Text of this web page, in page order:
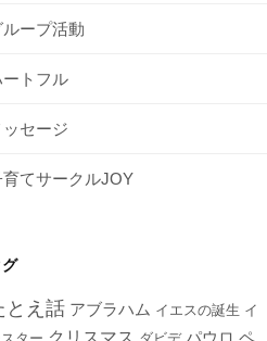
ループ活動
ートフル
ッセージ
育てサークルJOY
グ
とえ話 アブラハム イエスの誕生 イ
クリスマス